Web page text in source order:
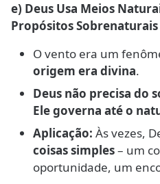
e) Deus Usa Meios
Propósitos Sobrenaturais
O vento era um
origem era divina.
Deus não precisa do
Ele governa até o
Aplicação: Às vezes,
coisas simples– um
oportunidade, um